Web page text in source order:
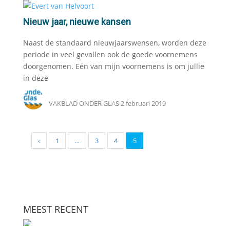
Nieuw jaar, nieuwe kansen
Naast de standaard nieuwjaarswensen, worden deze
periode in veel gevallen ook de goede voornemens
doorgenomen. Eén van mijn voornemens is om jullie
in deze
VAKBLAD ONDER GLAS2 februari 2019
‹ 1 … 3 4 5
MEEST RECENT